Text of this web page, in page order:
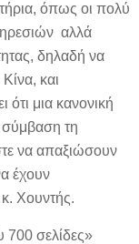
όπως οι πολύ
αλλά
δηλαδή να
και
ότι μια κανονική
σύμβαση τη
να απαξιώσουν
έχουν
Χουντής.
700 σελίδες»